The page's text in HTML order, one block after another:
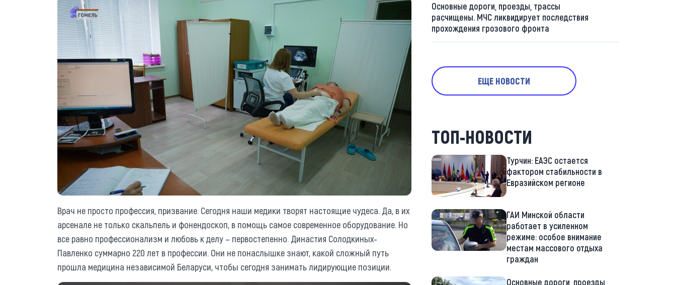
Врач не просто профессия, призвание. Сегодня наши медики творят настоящие чудеса. Да, в их
арсенале не только скальпель и фонендоскоп, в помощь самое современное оборудование. Но
все равно профессионализм и любовь к делу – первостепенно. Династия Солодкиных-
Павленко суммарно 220 лет в профессии. Они не понаслышке знают, какой сложный путь
прошла медицина независимой Беларуси, чтобы сегодня занимать лидирующие позиции.
Основные дороги, проезды, трассы
расчищены. МЧС ликвидирует последствия
прохождения грозового фронта
ЕЩЕ НОВОСТИ
ТОП-НОВОСТИ
Турчин: ЕАЭС остается
фактором стабильности в
Евразийском регионе
ГАИ Минской области
работает в усиленном
режиме: особое внимание
местам массового отдыха
граждан
Основные дороги, проезды,